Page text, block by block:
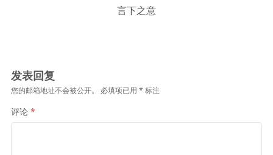
言下之意
发表回复
您的邮箱地址不会被公开。 必填项已用 * 标注
评论 *